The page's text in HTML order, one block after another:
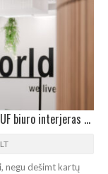
IŠBANDYTI SAVE IR ANT SAVĘS: Unikalus KNAUF biuro interjeras tapo patyrimine ekspozicija
negu dešimt kartų